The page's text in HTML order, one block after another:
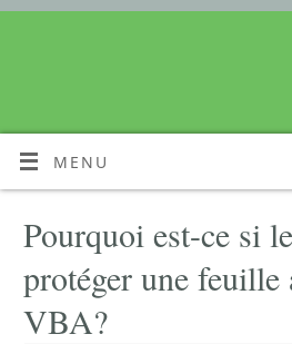
MENU
Pourquoi est-ce si
protéger une feuille
VBA?